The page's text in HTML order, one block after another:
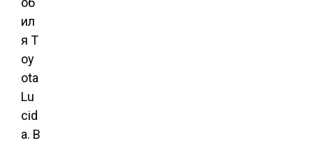
ил
я T
oy
ota
Lu
cid
a. В